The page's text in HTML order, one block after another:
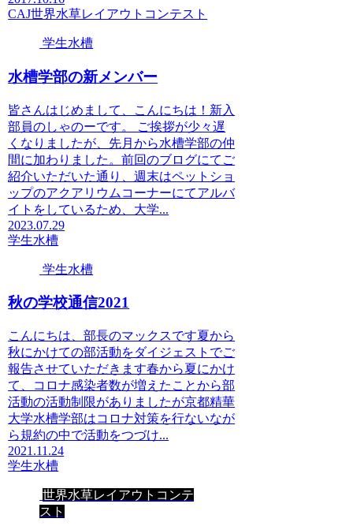
CAJ世界水草レイアウトコンテスト
学生水槽
水槽学部の新メンバー
皆さんはじめまして、こんにちは！新入
部員のしゃのーです。 ご挨拶が少々遅
くなりましたが、先月から水槽学部の仲
間に加わりました。前回のブログにてご
紹介いただいた通り、週末はペットショ
ップのアクアリウムコーナーにてアルバ
イトをしているため、大学...
2023.07.29
学生水槽
学生水槽
秋の学校通信2021
こんにちは、部長のマックスです夏から
秋にかけての部活動をダイジェストでご
報告させていただきます春から夏にかけ
て、コロナ感染者数が増えたことから部
活動の活動制限がありましたが京都精華
大学水槽学部はコロナ対策を行ないなが
ら規約の中で活動をつづけ...
2021.11.24
学生水槽
世界水草レイアウトコンテ
スト